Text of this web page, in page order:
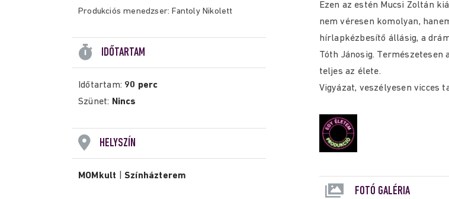
Produkciós menedzser: Fantoly Nikolett
IDŐTARTAM
Időtartam: 90 perc
Szünet: Nincs
HELYSZÍN
MOMkult |Színházterem
Ezen az estén Mucsi Zoltán
nem véresen komolyan,
hírlapkézbesítő állásig, a
Tóth Jánosig.
teljes az élete.
Vigyázat, veszélyesen vicces
FOTÓ GALÉRIA